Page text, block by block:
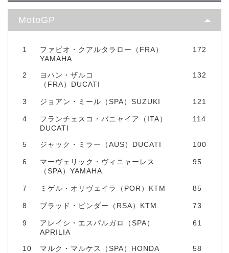
MotoGP
1
ファビオ・クアルタラロー（FRA）
YAMAHA
172
2
ヨハン・ザルコ
（FRA）DUCATI
132
3 ジョアン・ミール（SPA）SUZUKI 121
4
フランチェスコ・バニャイア（ITA）
DUCATI
114
5 ジャック・ミラー（AUS）DUCATI 100
6
マーヴェリック・ヴィニャーレス
（SPA）YAMAHA
95
7 ミゲル・オリヴェイラ（POR）KTM 85
8 ブラッド・ビンダー（RSA）KTM 73
9
アレイシ・エスパルガロ（SPA）
APRILIA
61
10 マルク・マルケス（SPA）HONDA 58